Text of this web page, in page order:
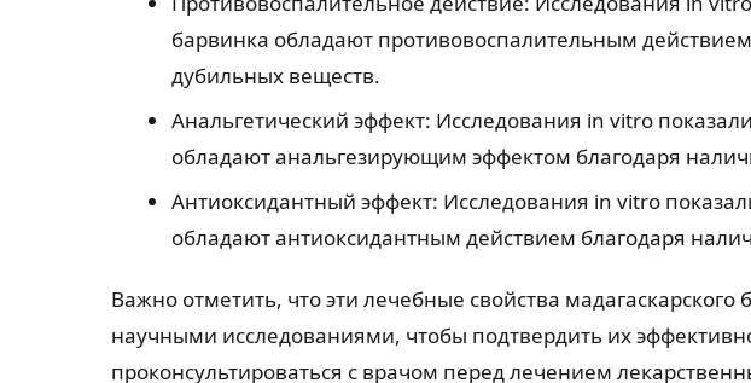
барвинка обладают противовоспалительным
дубильных веществ.
Анальгетический эффект: Исследования in vitro
обладают анальгезирующим эффектом благодаря
Антиоксидантный эффект: Исследования in vitro
обладают антиоксидантным действием благодаря
Важно отметить, что эти лечебные свойства
научными исследованиями, чтобы подтвердить их
проконсультироваться с врачом перед лечением